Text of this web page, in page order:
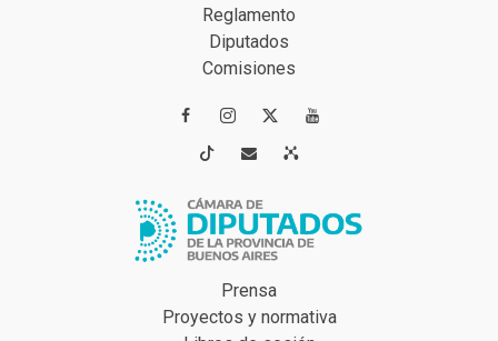
Reglamento
Diputados
Comisiones
 
 
Prensa
Proyectos y normativa